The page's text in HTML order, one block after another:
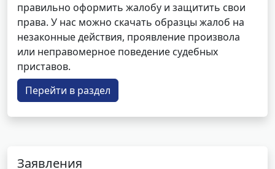
правильно оформить жалобу и защитить свои
права. У нас можно скачать образцы жалоб на
незаконные действия, проявление произвола
или неправомерное поведение судебных
приставов.
Перейти в раздел
Заявления